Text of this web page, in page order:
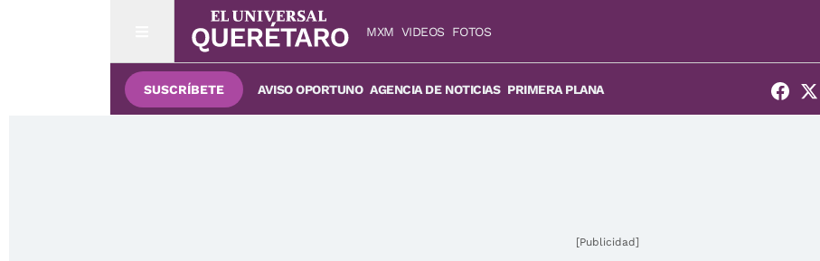
MXM VIDEOS FOTOS
SUSCRÍBETE AVISO OPORTUNO AGENCIA DE NOTICIAS PRIMERA PLANA
[Publicidad]